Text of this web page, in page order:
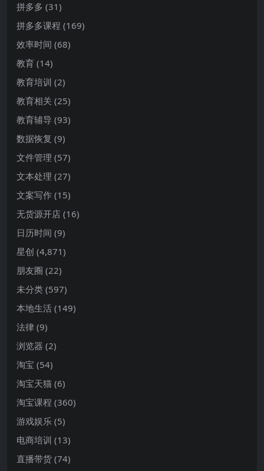
拼多多 (31)
拼多多课程 (169)
效率时间 (68)
教育 (14)
教育培训 (2)
教育相关 (25)
教育辅导 (93)
数据恢复 (9)
文件管理 (57)
文本处理 (27)
文案写作 (15)
无货源开店 (16)
日历时间 (9)
星创 (4,871)
朋友圈 (22)
未分类 (597)
本地生活 (149)
法律 (9)
浏览器 (2)
淘宝 (54)
淘宝天猫 (6)
淘宝课程 (360)
游戏娱乐 (5)
电商培训 (13)
直播带货 (74)